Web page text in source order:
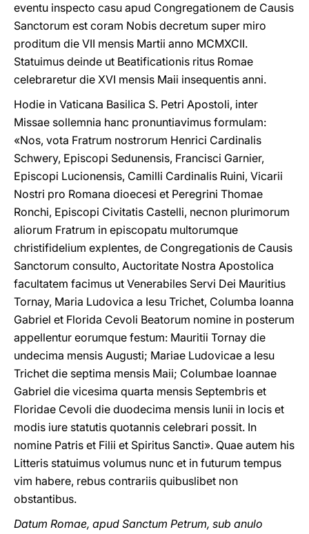
eventu inspecto casu apud Congregationem de Causis
Sanctorum est coram Nobis decretum super miro
proditum die VII mensis Martii anno MCMXCII.
Statuimus deinde ut Beatificationis ritus Romae
celebraretur die XVI mensis Maii insequentis anni.
Hodie in Vaticana Basilica S. Petri Apostoli, inter
Missae sollemnia hanc pronuntiavimus formulam:
«Nos, vota Fratrum nostrorum Henrici Cardinalis
Schwery, Episcopi Sedunensis, Francisci Garnier,
Episcopi Lucionensis, Camilli Cardinalis Ruini, Vicarii
Nostri pro Romana dioecesi et Peregrini Thomae
Ronchi, Episcopi Civitatis Castelli, necnon plurimorum
aliorum Fratrum in episcopatu multorumque
christifidelium explentes, de Congregationis de Causis
Sanctorum consulto, Auctoritate Nostra Apostolica
facultatem facimus ut Venerabiles Servi Dei Mauritius
Tornay, Maria Ludovica a Iesu Trichet, Columba Ioanna
Gabriel et Florida Cevoli Beatorum nomine in posterum
appellentur eorumque festum: Mauritii Tornay die
undecima mensis Augusti; Mariae Ludovicae a Iesu
Trichet die septima mensis Maii; Columbae Ioannae
Gabriel die vicesima quarta mensis Septembris et
Floridae Cevoli die duodecima mensis Iunii in locis et
modis iure statutis quotannis celebrari possit. In
nomine Patris et Filii et Spiritus Sancti». Quae autem his
Litteris statuimus volumus nunc et in futurum tempus
vim habere, rebus contrariis quibuslibet non
obstantibus.
Datum Romae, apud Sanctum Petrum, sub anulo